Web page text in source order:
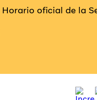
Horario oficial de la